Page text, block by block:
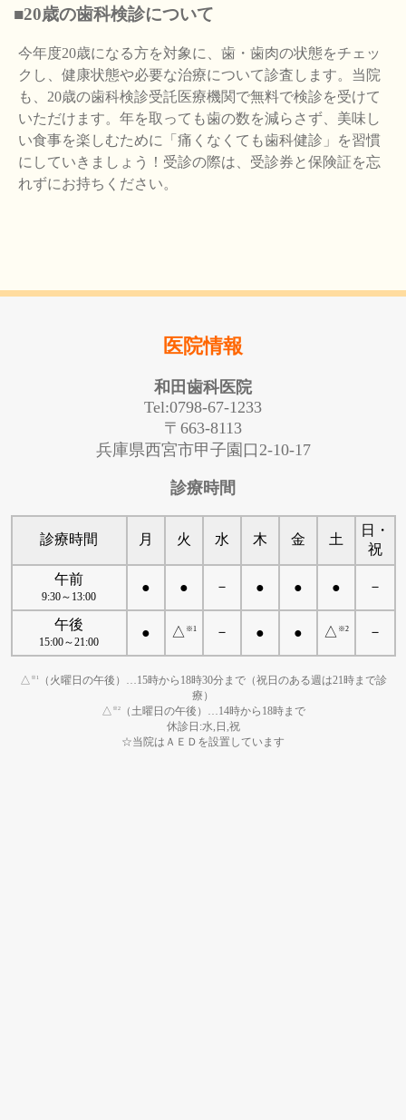
■20歳の歯科検診について
今年度20歳になる方を対象に、歯・歯肉の状態をチェッ
クし、健康状態や必要な治療について診査します。当院
も、20歳の歯科検診受託医療機関で無料で検診を受けて
いただけます。年を取っても歯の数を減らさず、美味し
い食事を楽しむために「痛くなくても歯科健診」を習慣
にしていきましょう！受診の際は、受診券と保険証を忘
れずにお持ちください。
医院情報
和田歯科医院
Tel:0798-67-1233
〒663-8113
兵庫県西宮市甲子園口2-10-17
診療時間
診療時間 月 火 水 木 金 土
日・
祝
午前
9:30～13:00
● ● － ● ● ● －
午後
15:00～21:00
● △ ※1 － ● ● △ ※2 －
△ ※1
（火曜日の午後）…15時から18時30分まで（祝日のある週は21時まで診
療）
△ ※2（土曜日の午後）…14時から18時まで
休診日:水,日,祝
☆当院はＡＥＤを設置しています